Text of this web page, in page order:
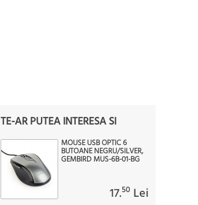
TE-AR PUTEA INTERESA SI
MOUSE USB OPTIC 6
BUTOANE NEGRU/SILVER,
GEMBIRD MUS-6B-01-BG
17.50 Lei